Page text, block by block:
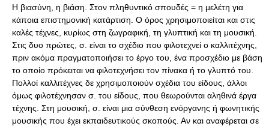
Η βιασύνη, η βιάση. Στον πληθυντικό σπουδές = η μελέτη για
κάποια επιστημονική κατάρτιση. Ο όρος χρησιμοποιείται και στις
καλές τέχνες, κυρίως στη ζωγραφική, τη γλυπτική και τη μουσική.
Στις δυο πρώτες, σ. είναι το σχέδιο που φιλοτεχνεί ο καλλιτέχνης,
πριν ακόμα πραγματοποιήσει το έργο του, ένα προσχέδιο με βάση
το οποίο πρόκειται να φιλοτεχνήσει τον πίνακα ή το γλυπτό του.
Πολλοί καλλιτέχνες δε χρησιμοποιούν σχέδια του είδους, άλλοι
όμως φιλοτέχνησαν σ. του είδους, που θεωρούνται αληθινά έργα
τέχνης. Στη μουσική, σ. είναι μια σύνθεση ενόργανης ή φωνητικής
μουσικής που έχει εκπαιδευτικούς σκοπούς. Αν και αναφέρεται σε